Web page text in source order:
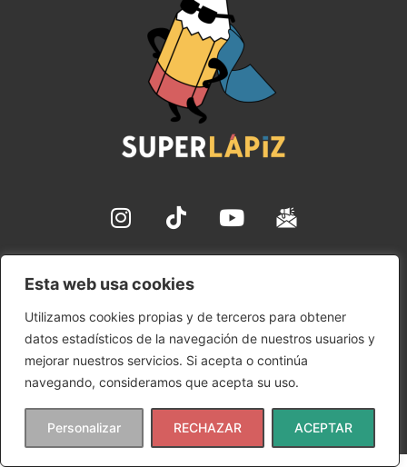
Esta web usa cookies
Utilizamos cookies propias y de terceros para obtener
datos estadísticos de la navegación de nuestros usuarios y
mejorar nuestros servicios. Si acepta o continúa
navegando, consideramos que acepta su uso.
Personalizar RECHAZAR ACEPTAR
Aviso Legal
Política de Cookies
Política de Privacidad
Condiciones de uso